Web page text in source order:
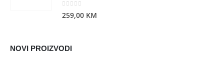
0 out of 5
259,00 KM
NOVI PROIZVODI